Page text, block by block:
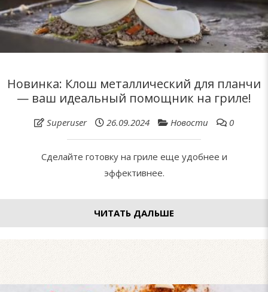
Новинка: Клош металлический для планчи
— ваш идеальный помощник на гриле!
Superuser 26.09.2024 Новости 0
Сделайте готовку на гриле еще удобнее и
эффективнее.
ЧИТАТЬ ДАЛЬШЕ